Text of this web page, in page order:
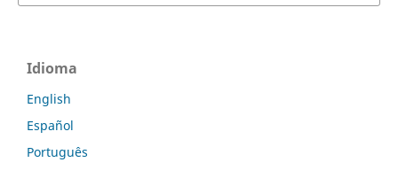
Idioma
English
Español
Português